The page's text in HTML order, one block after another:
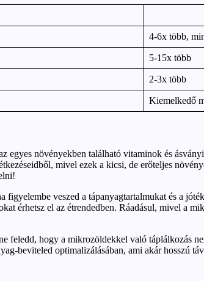
4-6x több,
5-15x több
2-3x több
Kiemelkedő
növényekben található vitaminok és
mivel ezek a kicsi, de erőteljes
veszed a tápanyagtartalmukat és a
érhetsz el az étrendedben. Ráadásul, mivel a
feledd, hogy a mikrozöldekkel való táplálkozás
beviteled optimalizálásában, ami akár hosszú